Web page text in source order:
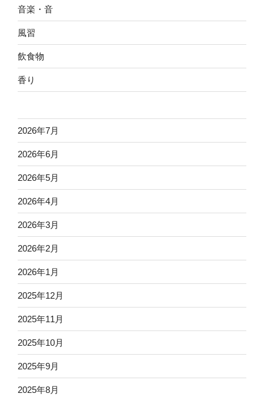
音楽・音
風習
飲食物
香り
2026年7月
2026年6月
2026年5月
2026年4月
2026年3月
2026年2月
2026年1月
2025年12月
2025年11月
2025年10月
2025年9月
2025年8月